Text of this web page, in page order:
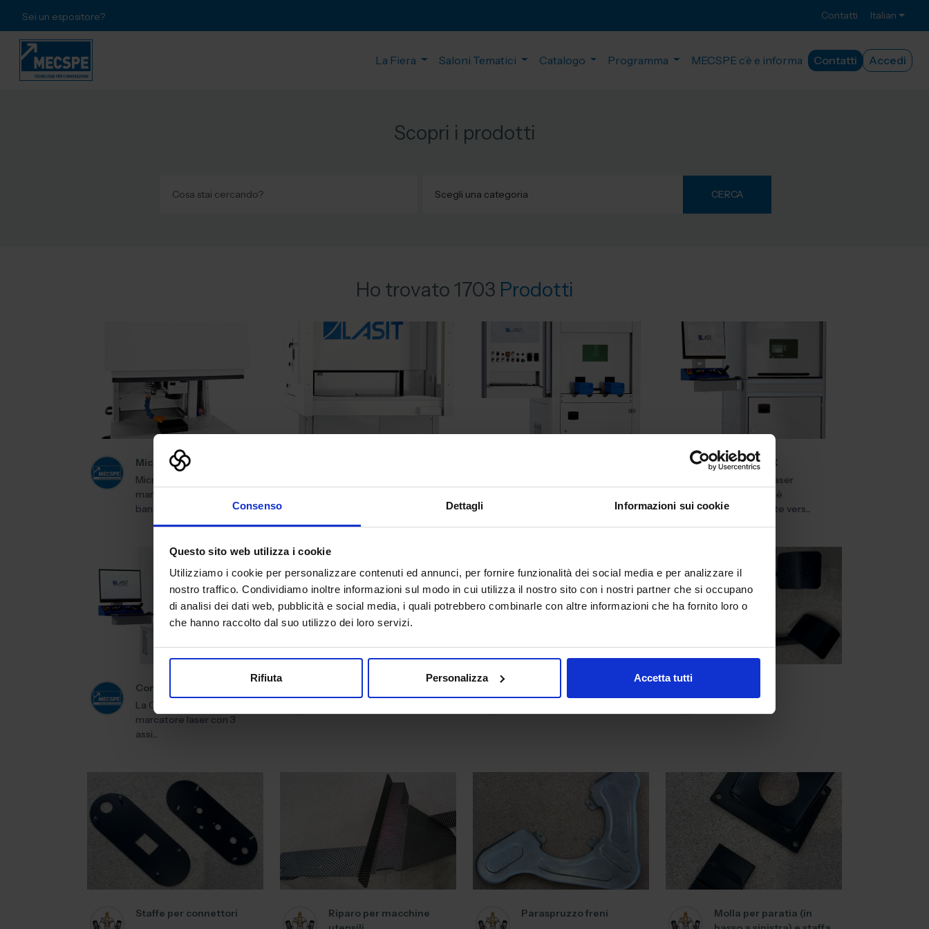
Consenso Dettagli Informazioni sui cookie
Questo sito web utilizza i cookie
Utilizziamo i cookie per personalizzare contenuti ed annunci, per fornire funzionalità dei social media e per analizzare il
nostro traffico. Condividiamo inoltre informazioni sul modo in cui utilizza il nostro sito con i nostri partner che si occupano
di analisi dei dati web, pubblicità e social media, i quali potrebbero combinarle con altre informazioni che ha fornito loro o
che hanno raccolto dal suo utilizzo dei loro servizi.
Rifiuta Personalizza Accetta tutti
Sei un espositore? Contatti Italian
La Fiera Saloni Tematici Catalogo Programma MECSPE c’è e informa Contatti Accedi
Scopri i prodotti
CERCA
Ho trovato 1703 Prodotti
MicroMark G3
MicroMark G3 è un
marcatore laser da
banco compatt...
TowerMark X
Il marcatore laser
TowerMark X è
estremamente vers...
CompactMark G8
La CompactMark G8 è un
marcatore laser con 3
assi...
Lamborghini
Staffe per connettori
Riparo per macchine
Paraspruzzo freni
Molla per paratia (in